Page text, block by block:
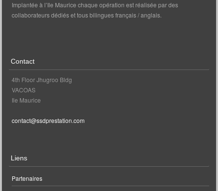
Implantée à l’Ile Maurice chaque opération est réalisée par des
collaborateurs dédiés et tous bilingues français / anglais.
Contact
4th Floor Jhugroo Bldg
VACOAS
Ile Maurice
contact@ssdprestation.com
Liens
Partenaires